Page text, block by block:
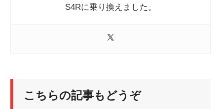
S4Rに乗り換えました。
こちらの記事もどうぞ